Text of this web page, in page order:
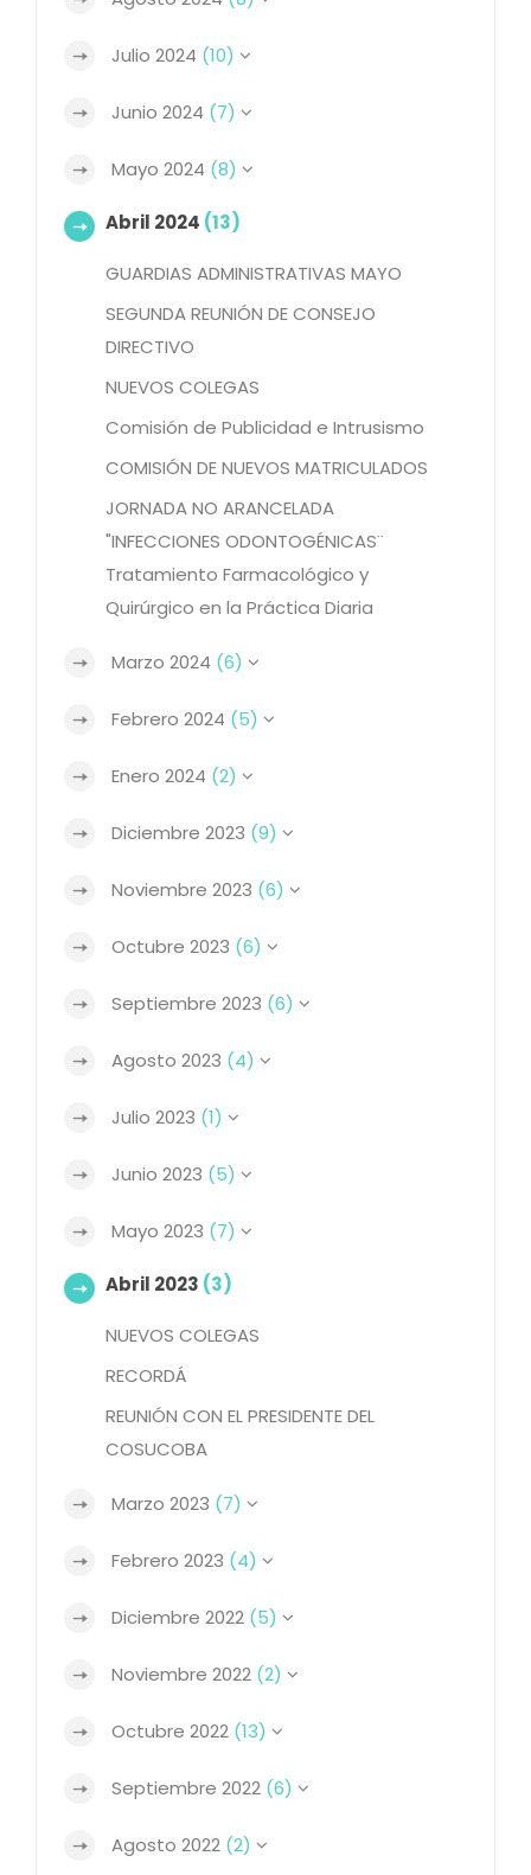
Julio 2024 (10)
Junio 2024 (7)
Mayo 2024 (8)
Abril 2024 (13)
GUARDIAS ADMINISTRATIVAS MAYO
SEGUNDA REUNIÓN DE CONSEJO
DIRECTIVO
NUEVOS COLEGAS
Comisión de Publicidad e Intrusismo
COMISIÓN DE NUEVOS MATRICULADOS
JORNADA NO ARANCELADA
"INFECCIONES ODONTOGÉNICAS¨
Tratamiento Farmacológico y
Quirúrgico en la Práctica Diaria
Marzo 2024 (6)
Febrero 2024 (5)
Enero 2024 (2)
Diciembre 2023 (9)
Noviembre 2023 (6)
Octubre 2023 (6)
Septiembre 2023 (6)
Agosto 2023 (4)
Julio 2023 (1)
Junio 2023 (5)
Mayo 2023 (7)
Abril 2023 (3)
NUEVOS COLEGAS
RECORDÁ
REUNIÓN CON EL PRESIDENTE DEL
COSUCOBA
Marzo 2023 (7)
Febrero 2023 (4)
Diciembre 2022 (5)
Noviembre 2022 (2)
Octubre 2022 (13)
Septiembre 2022 (6)
Agosto 2022 (2)